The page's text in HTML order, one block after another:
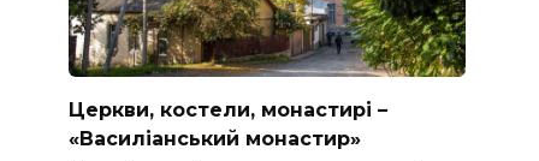
Церкви, костели, монастирі –
«Василіанський монастир»